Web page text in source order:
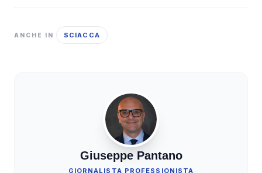
ANCHE IN SCIACCA
Giuseppe Pantano
GIORNALISTA PROFESSIONISTA